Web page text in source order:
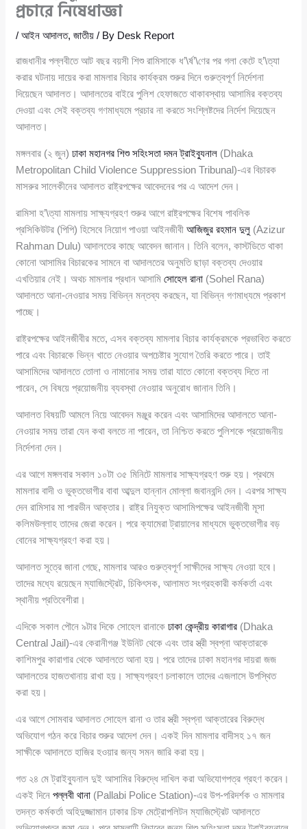
প্রচারে নিষেধাজ্ঞা
/আইন আদালত,জাতীয় / By Desk Report
রাজধানীর পল্লবীতে আট বছর বয়সী শিশু রামিসাকে ধ’\র্ষ’\ণের পর গলা কেটে হ’\ত্যা
করার ঘটনায় দায়ের করা মামলার বিচার কার্যক্রম শুরুর দিনে গুরুত্বপূর্ণ নির্দেশনা
দিয়েছেন আদালত। আদালতের বাইরে পুলিশ হেফাজতে থাকাবস্থায় আসামির বক্তব্য
দেওয়া এবং সেই বক্তব্য গণমাধ্যমে প্রচার না করতে সংশ্লিষ্টদের নির্দেশ দিয়েছেন
আদালত।
মঙ্গলবার (২ জুন)ঢাকা মহানগর শিশু সহিংসতা দমন ট্রাইব্যুনাল (Dhaka
Metropolitan Child Violence Suppression Tribunal)-এর বিচারক
মাসরুর সালেকীনের আদালত রাষ্ট্রপক্ষের আবেদনের পর এ আদেশ দেন।
রামিসা হ’\ত্যা মামলায় সাক্ষ্যগ্রহণ শুরুর আগে রাষ্ট্রপক্ষের বিশেষ পাবলিক
প্রসিকিউটর (পিপি) হিসেবে নিয়োগ পাওয়া আইনজীবীআজিজুর রহমান দুলু (Azizur
Rahman Dulu) আদালতের কাছে আবেদন জানান। তিনি বলেন, কাস্টডিতে থাকা
কোনো আসামির বিচারকের সামনে বা আদালতের অনুমতি ছাড়া বক্তব্য দেওয়ার
এখতিয়ার নেই। অথচ মামলার প্রধান আসামিসোহেল রানা (Sohel Rana)
আদালতে আনা-নেওয়ার সময় বিভিন্ন মন্তব্য করছেন, যা বিভিন্ন গণমাধ্যমে প্রকাশ
পাচ্ছে।
রাষ্ট্রপক্ষের আইনজীবীর মতে, এসব বক্তব্য মামলার বিচার কার্যক্রমকে প্রভাবিত করতে
পারে এবং বিচারকে ভিন্ন খাতে নেওয়ার অপচেষ্টার সুযোগ তৈরি করতে পারে। তাই
আসামিদের আদালতে তোলা ও নামানোর সময় তারা যাতে কোনো বক্তব্য দিতে না
পারেন, সে বিষয়ে প্রয়োজনীয় ব্যবস্থা নেওয়ার অনুরোধ জানান তিনি।
আদালত বিষয়টি আমলে নিয়ে আবেদন মঞ্জুর করেন এবং আসামিদের আদালতে আনা-
নেওয়ার সময় তারা যেন কথা বলতে না পারেন, তা নিশ্চিত করতে পুলিশকে প্রয়োজনীয়
নির্দেশনা দেন।
এর আগে মঙ্গলবার সকাল ১০টা ৩৫ মিনিটে মামলার সাক্ষ্যগ্রহণ শুরু হয়। প্রথমে
মামলার বাদী ও ভুক্তভোগীর বাবা আব্দুল হান্নান মোল্লা জবানবন্দি দেন। এরপর সাক্ষ্য
দেন রামিসার মা পারভীন আক্তার। রাষ্ট্র নিযুক্ত আসামিপক্ষের আইনজীবী মূসা
কলিমউল্লাহ তাদের জেরা করেন। পরে ক্যামেরা ট্রায়ালের মাধ্যমে ভুক্তভোগীর বড়
বোনের সাক্ষ্যগ্রহণ করা হয়।
আদালত সূত্রে জানা গেছে, মামলার আরও গুরুত্বপূর্ণ সাক্ষীদের সাক্ষ্য নেওয়া হবে।
তাদের মধ্যে রয়েছেন ম্যাজিস্ট্রেট, চিকিৎসক, আলামত সংগ্রহকারী কর্মকর্তা এবং
স্থানীয় প্রতিবেশীরা।
এদিকে সকাল পৌনে ৯টার দিকে সোহেল রানাকেঢাকা কেন্দ্রীয় কারাগার (Dhaka
Central Jail)-এর কেরানীগঞ্জ ইউনিট থেকে এবং তার স্ত্রী স্বপ্না আক্তারকে
কাশিমপুর কারাগার থেকে আদালতে আনা হয়। পরে তাদের ঢাকা মহানগর দায়রা জজ
আদালতের হাজতখানায় রাখা হয়। সাক্ষ্যগ্রহণ চলাকালে তাদের এজলাসে উপস্থিত
করা হয়।
এর আগে সোমবার আদালত সোহেল রানা ও তার স্ত্রী স্বপ্না আক্তারের বিরুদ্ধে
অভিযোগ গঠন করে বিচার শুরুর আদেশ দেন। একই দিন মামলার বাদীসহ ১৭ জন
সাক্ষীকে আদালতে হাজির হওয়ার জন্য সমন জারি করা হয়।
গত ২৪ মে ট্রাইব্যুনাল দুই আসামির বিরুদ্ধে দাখিল করা অভিযোগপত্র গ্রহণ করেন।
একই দিনেপল্লবী থানা (Pallabi Police Station)-এর উপ-পরিদর্শক ও মামলার
তদন্ত কর্মকর্তা অহিদুজ্জামান ঢাকার চিফ মেট্রোপলিটন ম্যাজিস্ট্রেট আদালতে